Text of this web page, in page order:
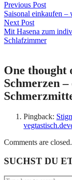
Previous Post
Saisonal einkaufen –
Next Post
Mit Hasena zum
Schlafzimmer
One thought
Schmerzen
Pingback:
Comments are closed.
SUCHST DU